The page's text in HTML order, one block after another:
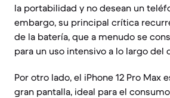
la portabilidad y no desean un
embargo, su principal crítica
de la batería, que a menudo se
para un uso intensivo a lo largo del
Por otro lado, el iPhone 12 Pro Max
gran pantalla, ideal para el